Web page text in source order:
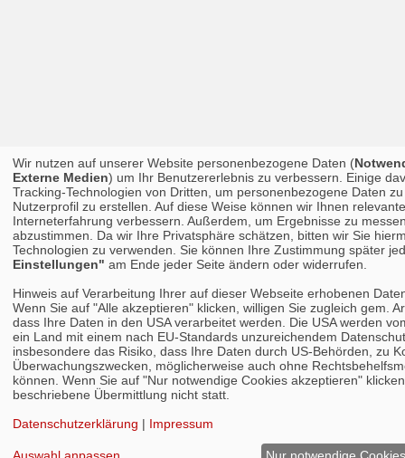
Wir nutzen auf unserer Website personenbezogene Daten (
Externe Medien) um Ihr Benutzererlebnis zu verbessern. Einige
Tracking-Technologien von Dritten, um personenbezogene Daten
Nutzerprofil zu erstellen. Auf diese Weise können wir Ihnen
Interneterfahrung verbessern. Außerdem, um Ergebnisse zu
abzustimmen. Da wir Ihre Privatsphäre schätzen, bitten wir Sie
Technologien zu verwenden. Sie können Ihre Zustimmung später
Einstellungen" am Ende jeder Seite ändern oder widerrufen.
Hinweis auf Verarbeitung Ihrer auf dieser Webseite erhobenen
Wenn Sie auf "Alle akzeptieren" klicken, willigen Sie zugleich gem.
dass Ihre Daten in den USA verarbeitet werden. Die USA werden
ein Land mit einem nach EU-Standards unzureichendem
insbesondere das Risiko, dass Ihre Daten durch US-Behörden, zu
Überwachungszwecken, möglicherweise auch ohne
können. Wenn Sie auf "Nur notwendige Cookies akzeptieren"
beschriebene Übermittlung nicht statt.
Datenschutzerklärung | Impressum